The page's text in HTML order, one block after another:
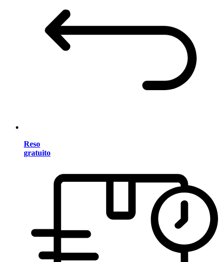
Reso
gratuito